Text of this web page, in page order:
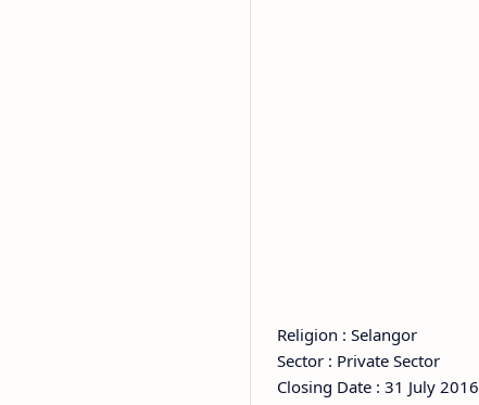
Religion : Selangor
Sector : Private Sector
Closing Date : 31 July 2016